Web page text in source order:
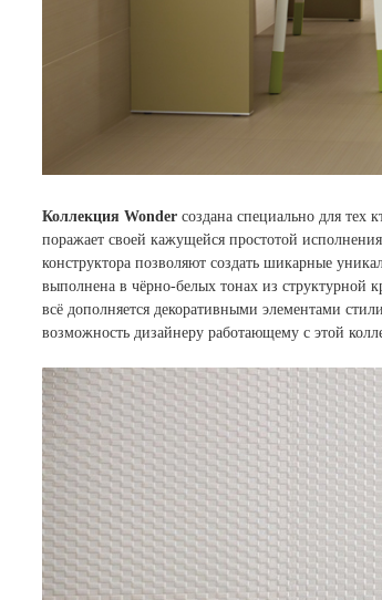
Коллекция Wonder создана специально для тех
поражает своей кажущейся простотой
конструктора позволяют создать шикарные
выполнена в чёрно-белых тонах из
всё дополняется декоративными элементами
возможность дизайнеру работающему с этой